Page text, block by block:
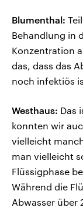
Blumenthal:
Behandlung in
Konzentration
das, dass das
noch infektiös
Westhaus: Das
konnten wir
vielleicht
man vielleicht
Flüssigphase
Während die
Abwasser über